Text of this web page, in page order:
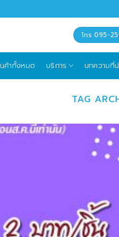
โทร 095-
ค้าทั้งหมด บริการ บทความที่
TAG